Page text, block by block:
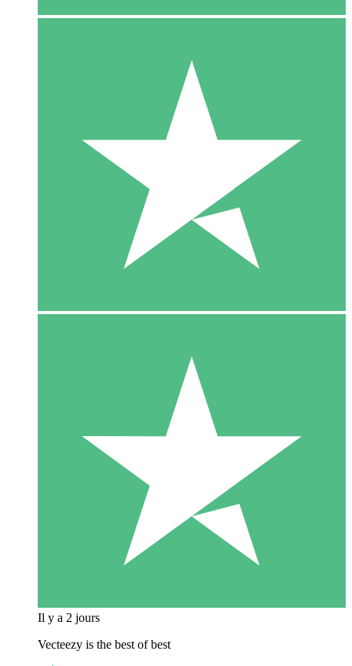
Il y a 2 jours
Vecteezy is the best of best